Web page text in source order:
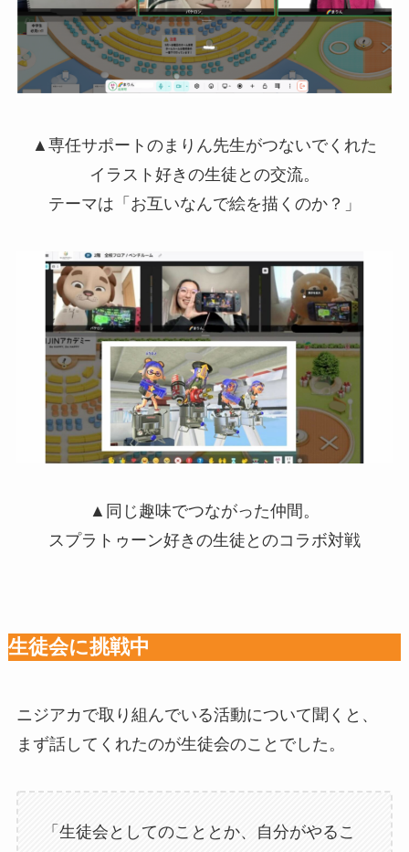
▲専任サポートのまりん先生がつないでくれた
イラスト好きの生徒との交流。
テーマは「お互いなんで絵を描くのか？」
▲同じ趣味でつながった仲間。
スプラトゥーン好きの生徒とのコラボ対戦
生徒会に挑戦中
ニジアカで取り組んでいる活動について聞くと、
まず話してくれたのが生徒会のことでした。
「生徒会としてのこととか、自分がやるこ